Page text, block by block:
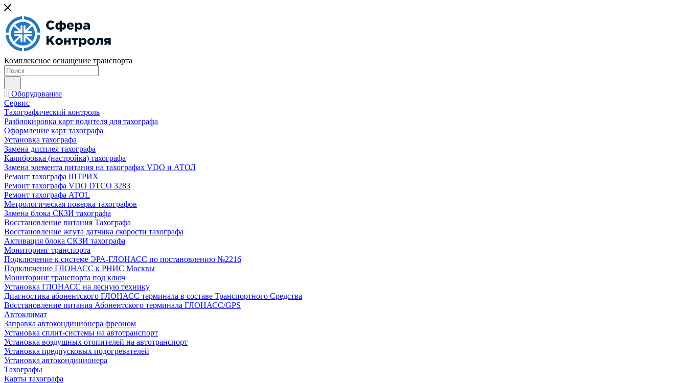
Комплексное оснащение транспорта
Оборудование
Сервис
Тахографический контроль
Разблокировка карт водителя для тахографа
Оформление карт тахографа
Установка тахографа
Замена дисплея тахографа
Калибровка (настройка) тахографа
Замена элемента питания на тахографах VDO и АТОЛ
Ремонт тахографа ШТРИХ
Ремонт тахографа VDO DTCO 3283
Ремонт тахографа ATOL
Метрологическая поверка тахографов
Замена блока СКЗИ тахографа
Восстановление питания Тахографа
Восстановление жгута датчика скорости тахографа
Активация блока СКЗИ тахографа
Мониторинг транспорта
Подключение к системе ЭРА-ГЛОНАСС по постановлению №2216
Подключение ГЛОНАСС к РНИС Москвы
Мониторинг транспорта под ключ
Установка ГЛОНАСС на лесную технику
Диагностика абонентского ГЛОНАСС терминала в составе Транспортного Средства
Восстановление питания Абонентского терминала ГЛОНАСС/GPS
Автоклимат
Заправка автокондиционера фреоном
Установка сплит-системы на автотранспорт
Установка воздушных отопителей на автотранспорт
Установка предпусковых подогревателей
Установка автокондиционера
Тахографы
Карты тахографа